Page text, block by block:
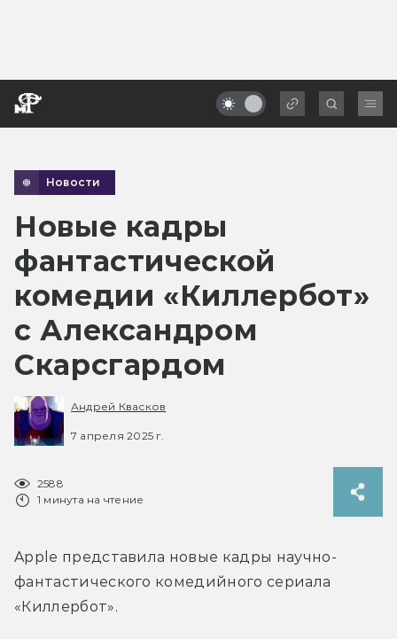
Новости
Новые кадры
фантастической
комедии «Киллербот»
с Александром
Скарсгардом
Андрей Квасков
7 апреля 2025 г.
2588
1 минута на чтение
Apple представила новые кадры научно-
фантастического комедийного сериала
«Киллербот».